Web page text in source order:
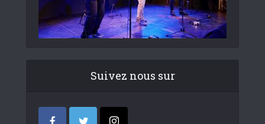
Suivez nous sur